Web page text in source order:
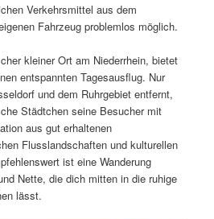
Verkehrsmittel aus dem
Fahrzeug problemlos möglich.
kleiner Ort am Niederrhein, bietet
entspannten Tagesausflug. Nur
und dem Ruhrgebiet entfernt,
Städtchen seine Besucher mit
aus gut erhaltenen
Flusslandschaften und kulturellen
ist eine Wanderung
Nette, die dich mitten in die ruhige
lässt.